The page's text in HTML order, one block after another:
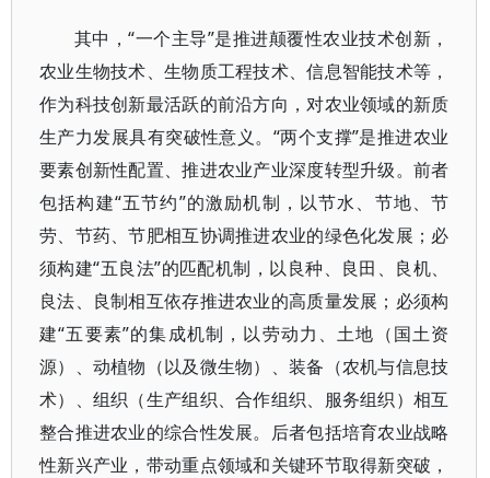
其中，“一个主导”是推进颠覆性农业技术创新，
农业生物技术、生物质工程技术、信息智能技术等，
作为科技创新最活跃的前沿方向，对农业领域的新质
生产力发展具有突破性意义。“两个支撑”是推进农业
要素创新性配置、推进农业产业深度转型升级。前者
包括构建“五节约”的激励机制，以节水、节地、节
劳、节药、节肥相互协调推进农业的绿色化发展；必
须构建“五良法”的匹配机制，以良种、良田、良机、
良法、良制相互依存推进农业的高质量发展；必须构
建“五要素”的集成机制，以劳动力、土地（国土资
源）、动植物（以及微生物）、装备（农机与信息技
术）、组织（生产组织、合作组织、服务组织）相互
整合推进农业的综合性发展。后者包括培育农业战略
性新兴产业，带动重点领域和关键环节取得新突破，